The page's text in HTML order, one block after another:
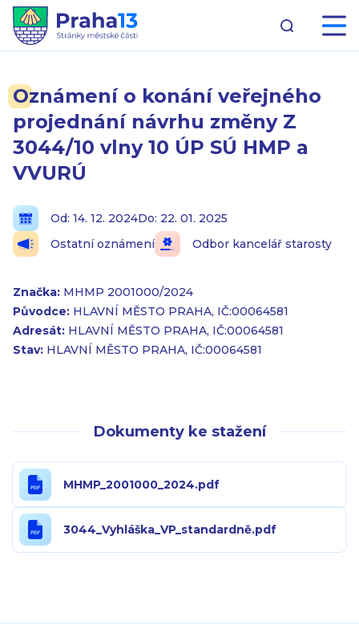
Oznámení o konání veřejného
projednání návrhu změny Z
3044/10 vlny 10 ÚP SÚ HMP a
VVURÚ
Od: 14. 12. 2024Do: 22. 01. 2025
Ostatní oznámení
Odbor kancelář starosty
Značka: MHMP 2001000/2024
Původce: HLAVNÍ MĚSTO PRAHA, IČ:00064581
Adresát: HLAVNÍ MĚSTO PRAHA, IČ:00064581
Stav: HLAVNÍ MĚSTO PRAHA, IČ:00064581
Dokumenty ke stažení
MHMP_2001000_2024.pdf
3044_Vyhláška_VP_standardně.pdf